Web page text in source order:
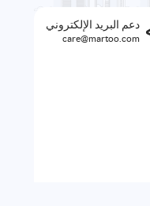
دعم البريد الإلكتروني
care@martoo.com